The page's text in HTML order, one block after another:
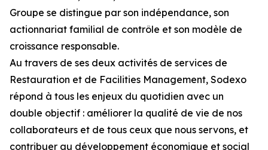
Groupe se distingue par son indépendance, son
actionnariat familial de contrôle et son modèle de
croissance responsable.
Au travers de ses deux activités de services de
Restauration et de Facilities Management, Sodexo
répond à tous les enjeux du quotidien avec un
double objectif : améliorer la qualité de vie de nos
collaborateurs et de tous ceux que nous servons, et
contribuer au développement économique et social